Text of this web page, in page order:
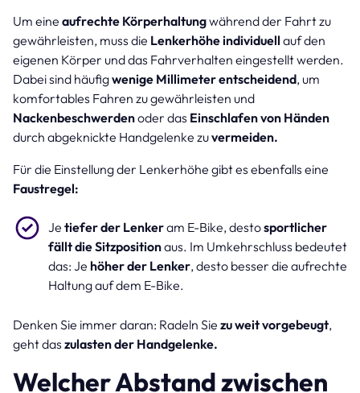
Um eine aufrechte Körperhaltungwährend der Fahrt zu
gewährleisten, muss die Lenkerhöhe individuell auf den
eigenen Körper und das Fahrverhalten eingestellt werden.
Dabei sind häufigwenige Millimeter entscheidend, um
komfortables Fahren zu gewährleisten und
Nackenbeschwerdenoder das Einschlafen von Händen
durch abgeknickte Handgelenke zuvermeiden.
Für die Einstellung der Lenkerhöhe gibt es ebenfalls eine
Faustregel:
Je tiefer der Lenkeram E-Bike, destosportlicher
fällt die Sitzpositionaus. Im Umkehrschluss bedeutet
das: Je höher der Lenker, desto besser die aufrechte
Haltung auf dem E-Bike.
Denken Sie immer daran: Radeln Sie zu weit vorgebeugt,
geht das zulasten der Handgelenke.
Welcher Abstand zwischen